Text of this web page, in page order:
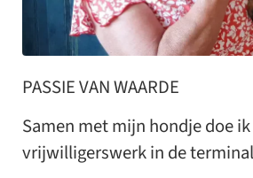
PASSIE VAN WAARDE
Samen met mijn hondje doe
vrijwilligerswerk in de